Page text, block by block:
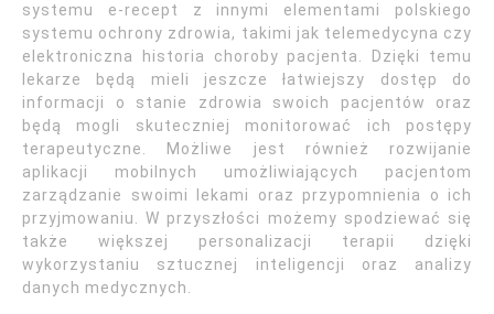
systemu e-recept z innymi elementami polskiego
systemu ochrony zdrowia, takimi jak telemedycyna czy
elektroniczna historia choroby pacjenta. Dzięki temu
lekarze będą mieli jeszcze łatwiejszy dostęp do
informacji o stanie zdrowia swoich pacjentów oraz
będą mogli skuteczniej monitorować ich postępy
terapeutyczne. Możliwe jest również rozwijanie
aplikacji mobilnych umożliwiających pacjentom
zarządzanie swoimi lekami oraz przypomnienia o ich
przyjmowaniu. W przyszłości możemy spodziewać się
także większej personalizacji terapii dzięki
wykorzystaniu sztucznej inteligencji oraz analizy
danych medycznych.